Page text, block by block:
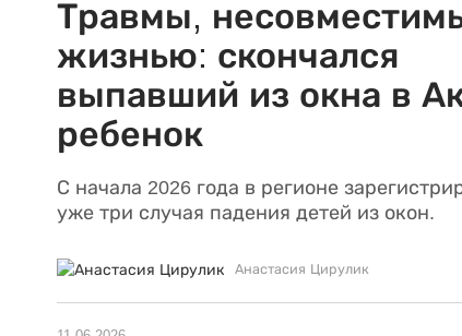
Травмы,
жизнью: скончался
выпавший из окна в
ребенок
С начала 2026 года в регионе
уже три случая падения детей из окон.
Анастасия Цирулик